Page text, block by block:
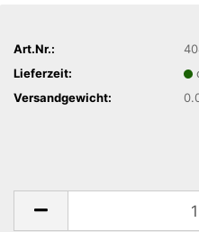
Art.Nr.:
Lieferzeit:
Versandgewicht: